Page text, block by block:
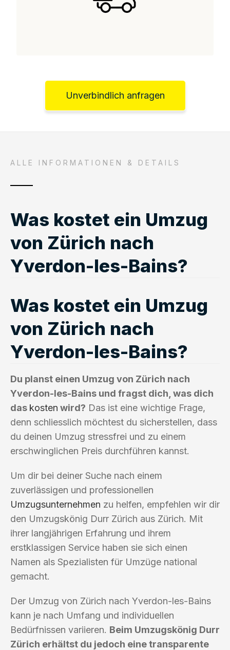
Unverbindlich anfragen
ALLE INFORMATIONEN & DETAILS
Was kostet ein Umzug
von Zürich nach
Yverdon-les-Bains?
Was kostet ein Umzug
von Zürich nach
Yverdon-les-Bains?
Du planst einen Umzug von Zürich nach
Yverdon-les-Bains und fragst dich, was dich
das kosten wird? Das ist eine wichtige Frage,
denn schliesslich möchtest du sicherstellen, dass
du deinen Umzug stressfrei und zu einem
erschwinglichen Preis durchführen kannst.
Um dir bei deiner Suche nach einem
zuverlässigen und professionellen
Umzugsunternehmen zu helfen, empfehlen wir dir
den Umzugskönig Durr Zürich aus Zürich. Mit
ihrer langjährigen Erfahrung und ihrem
erstklassigen Service haben sie sich einen
Namen als Spezialisten für Umzüge national
gemacht.
Der Umzug von Zürich nach Yverdon-les-Bains
kann je nach Umfang und individuellen
Bedürfnissen variieren. Beim Umzugskönig Durr
Zürich erhältst du jedoch eine transparente